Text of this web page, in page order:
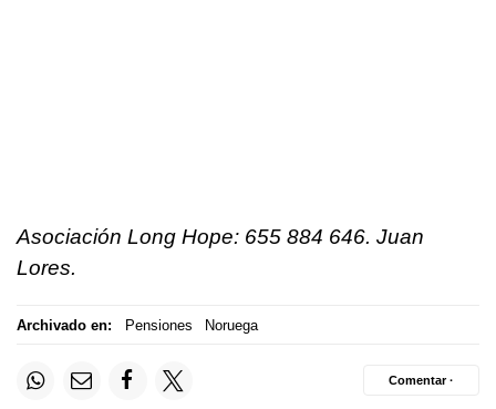
Asociación Long Hope: 655 884 646. Juan
Lores.
Archivado en: Pensiones Noruega
Comentar ·